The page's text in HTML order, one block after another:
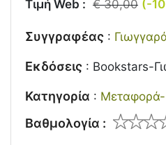
Τιμή Web : € 30,00 (-
Συγγραφέας :
Εκδόσεις : Bookstars-
Κατηγορία : Μεταφορά-
Βαθμολογία :